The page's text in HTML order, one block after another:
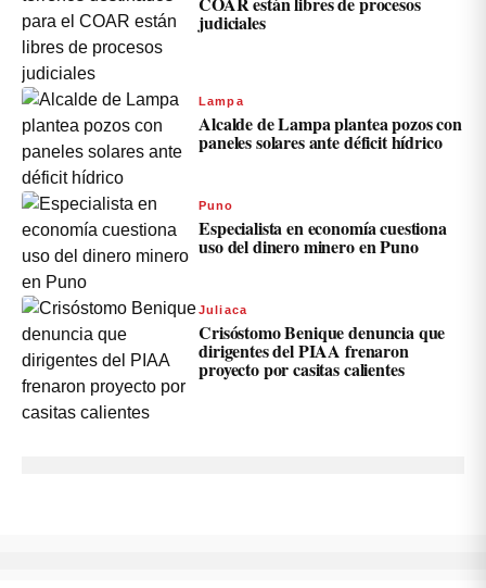
judiciales
Lampa
Alcalde de Lampa plantea pozos con
paneles solares ante déficit hídrico
Puno
Especialista en economía cuestiona
uso del dinero minero en Puno
Juliaca
Crisóstomo Benique denuncia que
dirigentes del PIAA frenaron
proyecto por casitas calientes